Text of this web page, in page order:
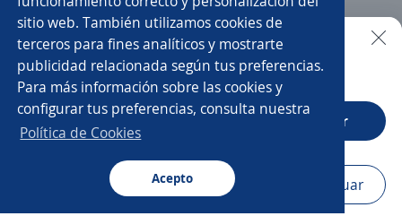
sitio web. También utilizamos cookies de
terceros para fines analíticos y mostrarte
publicidad relacionada según tus preferencias.
Para más información sobre las cookies y
configurar tus preferencias, consulta nuestra
Política de Cookies
Acepto
Buscar Aplicaciones Avisos Favoritos
Asesor/a call center ventas Impulsador/a
Asistente comercial Comercial productos financieros
Asesor/a comercial freelance
Auxiliar de tienda Gerente comercial
Buscar es más fácil en la app
CT App Abrir
Navegador Continuar